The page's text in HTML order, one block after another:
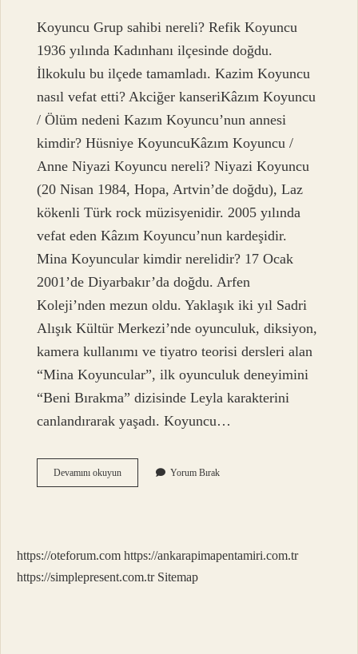
Koyuncu Grup sahibi nereli? Refik Koyuncu
1936 yılında Kadınhanı ilçesinde doğdu.
İlkokulu bu ilçede tamamladı. Kazim Koyuncu
nasıl vefat etti? Akciğer kanseriKâzım Koyuncu
/ Ölüm nedeni Kazım Koyuncu’nun annesi
kimdir? Hüsniye KoyuncuKâzım Koyuncu /
Anne Niyazi Koyuncu nereli? Niyazi Koyuncu
(20 Nisan 1984, Hopa, Artvin’de doğdu), Laz
kökenli Türk rock müzisyenidir. 2005 yılında
vefat eden Kâzım Koyuncu’nun kardeşidir.
Mina Koyuncular kimdir nerelidir? 17 Ocak
2001’de Diyarbakır’da doğdu. Arfen
Koleji’nden mezun oldu. Yaklaşık iki yıl Sadri
Alışık Kültür Merkezi’nde oyunculuk, diksiyon,
kamera kullanımı ve tiyatro teorisi dersleri alan
“Mina Koyuncular”, ilk oyunculuk deneyimini
“Beni Bırakma” dizisinde Leyla karakterini
canlandırarak yaşadı. Koyuncu…
Devamını okuyunKoyuncu
Ailesi
Yorum Bırak
https://oteforum.com https://ankarapimapentamiri.com.tr
https://simplepresent.com.tr Sitemap